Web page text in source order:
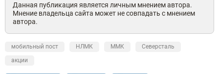
Данная публикация является личным мнением автора.
Мнение владельца сайта может не совпадать с мнением
автора.
мобильный пост НЛМК ММК
Северсталь
акции